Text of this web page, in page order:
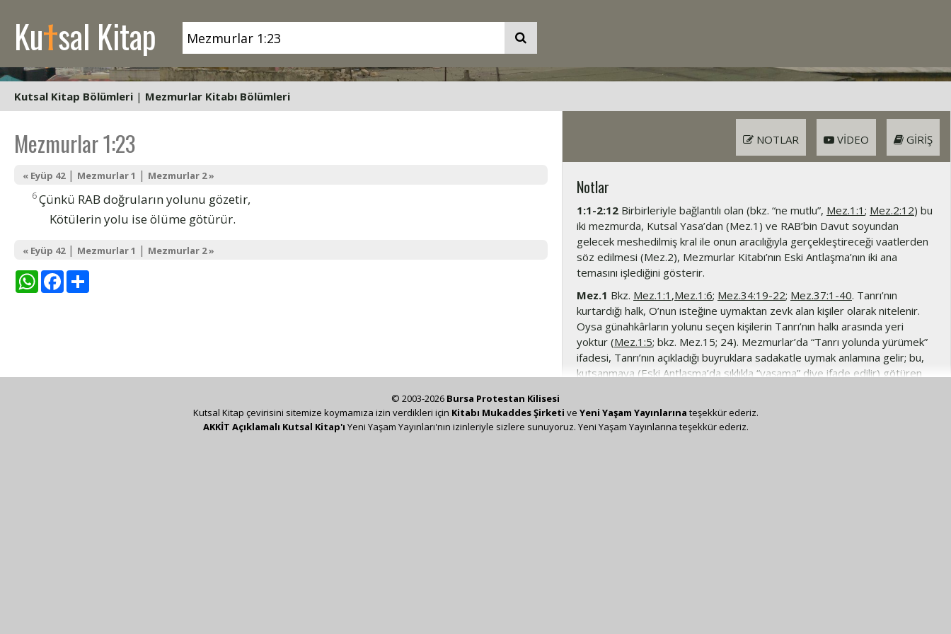
Kutsal Kitap
Kutsal Kitap Bölümleri | Mezmurlar Kitabı Bölümleri
Mezmurlar 1:23
« Eyüp 42| Mezmurlar 1 | Mezmurlar 2 »
6Çünkü RAB doğruların yolunu gözetir,
Kötülerin yolu ise ölüme götürür.
« Eyüp 42| Mezmurlar 1 | Mezmurlar 2 »
WhatsAppFacebook
GIRIŞ
VIDEO
NOTLAR
Notlar
1:1-2:12 Birbirleriyle bağlantılı olan (bkz. “ne mutlu”, Mez.1:1 ; Mez.2:12) bu
iki mezmurda, Kutsal Yasa’dan (Mez.1) ve RAB’bin Davut soyundan
gelecek meshedilmiş kral ile onun aracılığıyla gerçekleştireceği vaatlerden
söz edilmesi (Mez.2), Mezmurlar Kitabı’nın Eski Antlaşma’nın iki ana
temasını işlediğini gösterir.
Mez.1 Bkz. Mez.1:1 ,Mez.1:6; Mez.34:19-22; Mez.37:1-40. Tanrı’nın
kurtardığı halk, O’nun isteğine uymaktan zevk alan kişiler olarak nitelenir.
Oysa günahkârların yolunu seçen kişilerin Tanrı’nın halkı arasında yeri
yoktur (Mez.1:5; bkz. Mez.15; 24). Mezmurlar’da “Tanrı yolunda yürümek”
ifadesi, Tanrı’nın açıkladığı buyruklara sadakatle uymak anlamına gelir; bu,
kutsanmaya (Eski Antlaşma’da sıklıkla “yaşama” diye ifade edilir) götüren
© 2003-2026 Bursa Protestan Kilisesi
Kutsal Kitap çevirisini sitemize koymamıza izin verdikleri için Kitabı Mukaddes Şirketi ve Yeni Yaşam Yayınlarına teşekkür ederiz.
AKKİT Açıklamalı Kutsal Kitap'ı Yeni Yaşam Yayınları'nın izinleriyle sizlere sunuyoruz. Yeni Yaşam Yayınlarına teşekkür ederiz.